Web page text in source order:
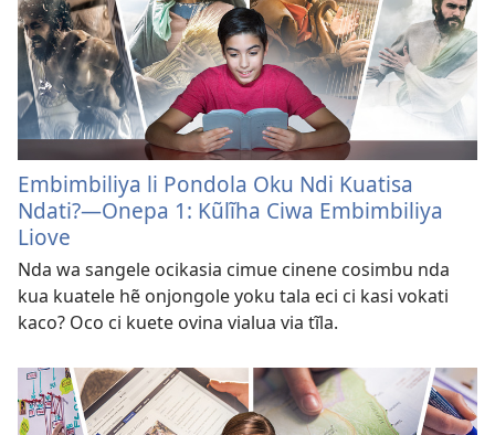
Embimbiliya li Pondola Oku Ndi Kuatisa
Ndati?—Onepa 1: Kũlĩha Ciwa Embimbiliya
Liove
Nda wa sangele ocikasia cimue cinene cosimbu nda
kua kuatele hẽ onjongole yoku tala eci ci kasi vokati
kaco? Oco ci kuete ovina vialua via tĩla.